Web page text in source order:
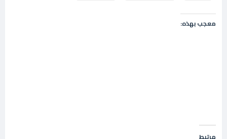
معجب بهذه:
مرتبط